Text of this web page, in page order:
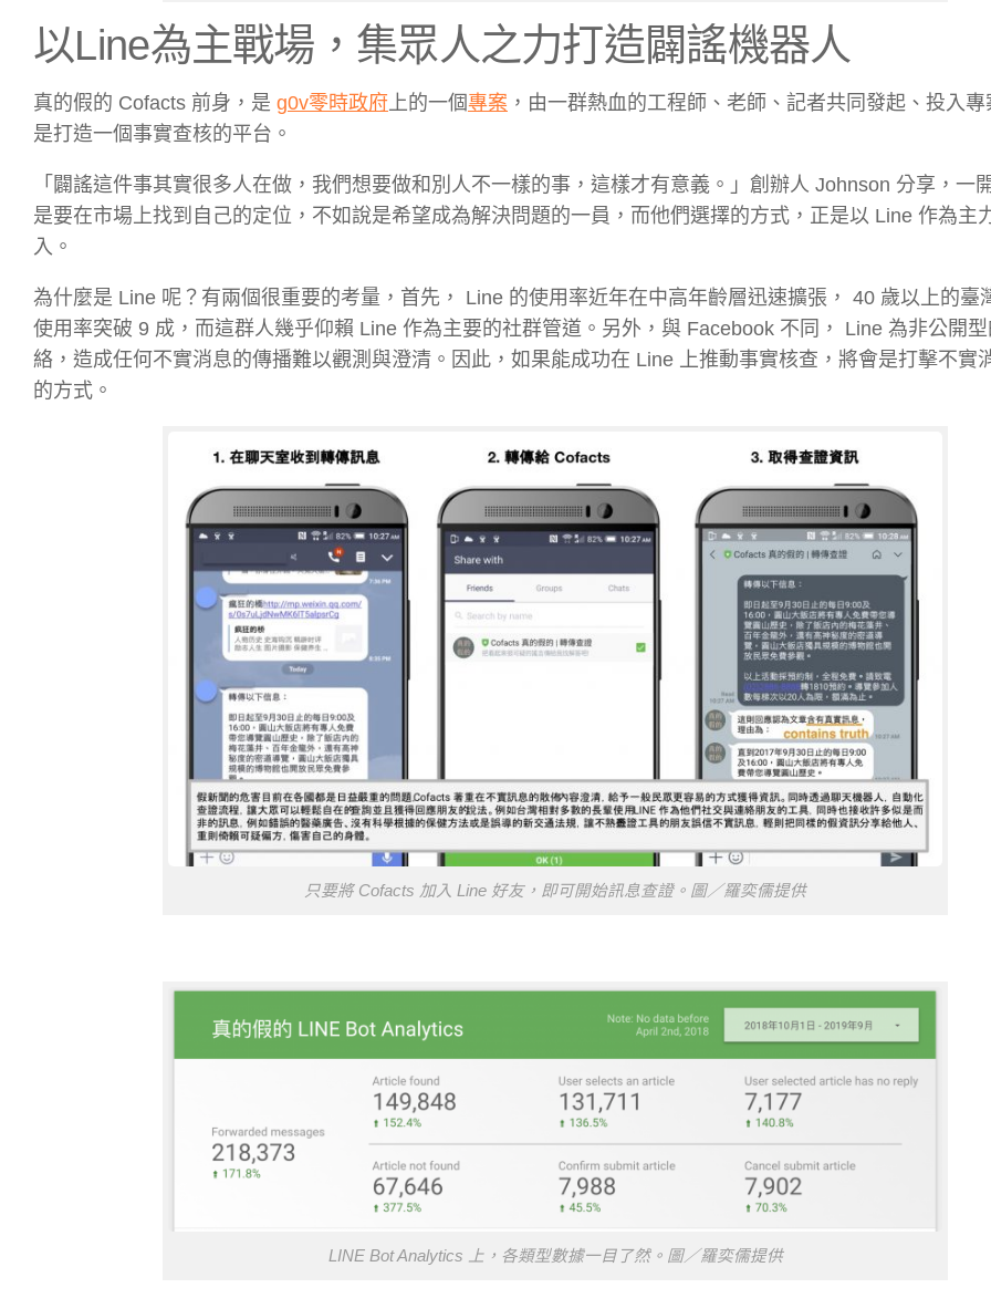
以Line為主戰場，集眾人之力打造闢謠機器人
真的假的 Cofacts 前身，是 g0v零時政府 上的一個專案 ，由一群熱血的工程師、老師、記者共同發起、投入
是打造一個事實查核的平台。
「闢謠這件事其實很多人在做，我們想要做和別人不一樣的事，這樣才有意義。」創辦人 Johnson 分享，一
是要在市場上找到自己的定位，不如說是希望成為解決問題的一員，而他們選擇的方式，正是以 Line 作為主
入。
為什麼是 Line 呢？有兩個很重要的考量，首先， Line 的使用率近年在中高年齡層迅速擴張， 40 歲以上的臺
使用率突破 9 成，而這群人幾乎仰賴 Line 作為主要的社群管道。另外，與 Facebook 不同， Line 為非公開
絡，造成任何不實消息的傳播難以觀測與澄清。因此，如果能成功在 Line 上推動事實核查，將會是打擊不實
的方式。
只要將 Cofacts 加入 Line 好友，即可開始訊息查證。圖／羅奕儒提供
LINE Bot Analytics 上，各類型數據一目了然。圖／羅奕儒提供